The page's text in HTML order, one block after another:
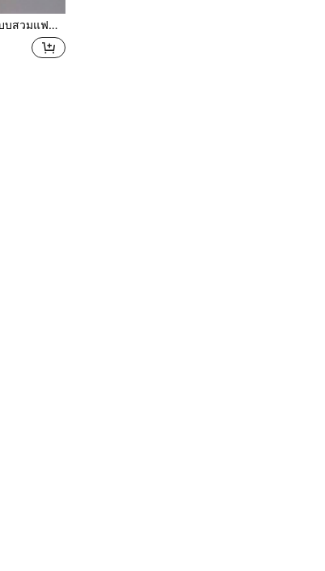
ตะแบบสวมหัวเหลี่ยมลายจุดกลางแจ้งที่ใส่สบาย